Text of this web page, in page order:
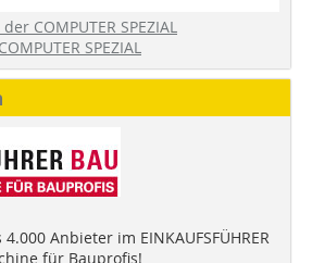
COMPUTER SPEZIAL
SPEZIAL
Anbieter im EINKAUFSFÜHRER
für Bauprofis!